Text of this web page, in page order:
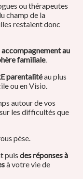
ou thérapeutes
champ de la
restaient donc
au
familiale.
parentalitéau plus
ou en Visio.
autour de vos
les difficultés que
pèse.
puis des réponses à
à votre vie de